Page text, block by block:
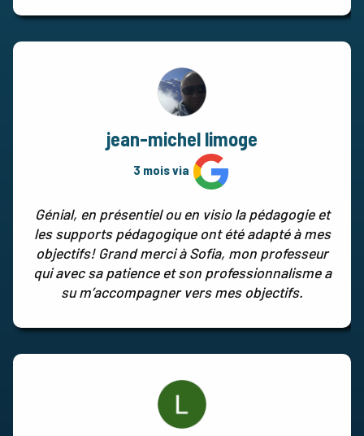
jean-michel limoge
3 mois via
Génial, en présentiel ou en visio la pédagogie et
les supports pédagogique ont été adapté à mes
objectifs! Grand merci à Sofia, mon professeur
qui avec sa patience et son professionnalisme a
su m’accompagner vers mes objectifs.